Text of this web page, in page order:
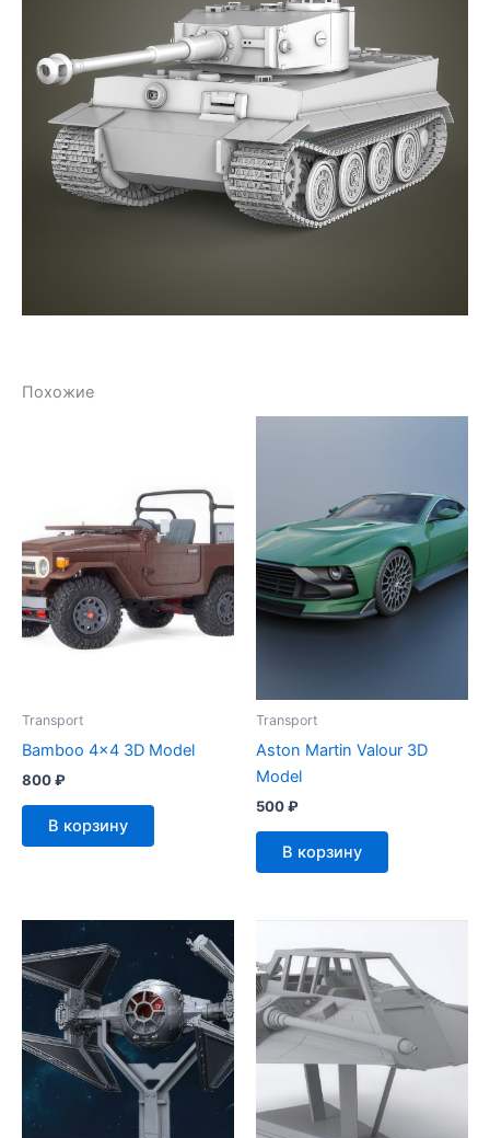
Похожие
Transport
Bamboo 4×4 3D Model
800₽
В корзину
Transport
Aston Martin Valour 3D
Model
500₽
В корзину